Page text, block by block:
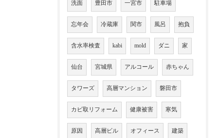
洗面 豊田市 一宮市 駐車場
忘年会 冷蔵庫 関市 風呂 抱負
含水率検査 kabi mold ダニ 家
仙台 宮城県 アルコール 赤ちゃん
タワーズ 高層マンション 磐田市
カビ取リフォーム 健康被害 寒気
原因 高層ビル オフィース 建築